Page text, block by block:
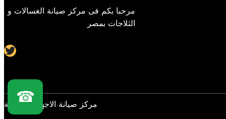
مرحبا بكم فى مركز صيانة الغسالات و
الثلاجات بمصر
Twitter
مركز صيانة الاجهزة المنزلية
☎